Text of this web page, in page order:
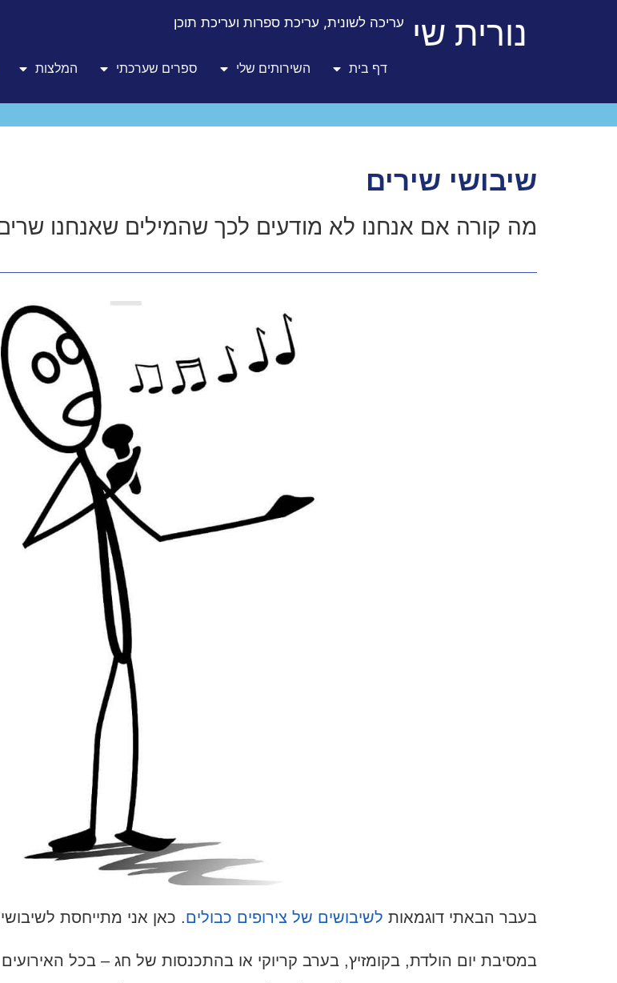
נורית שי עריכה לשונית, עריכת ספרות ועריכת תוכן
דף בית השירותים שלי ספרים שערכתי המלצות
שיבושי שירים
מה קורה אם אנחנו לא מודעים לכך שהמילים שאנחנו שרים
בעבר הבאתי דוגמאות לשיבושים של צירופים כבולים. כאן אני מתייחסת
במסיבת יום הולדת, בקומזיץ, בערב קריוקי או בהתכנסות של חג – בכל